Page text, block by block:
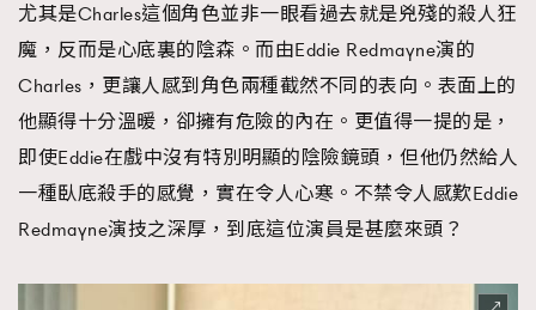
尤其是Charles這個角色並非一眼看過去就是兇殘的殺人狂
魔，反而是心底裏的陰森。而由Eddie Redmayne演的
Charles，更讓人感到角色兩種截然不同的表向。表面上的
他顯得十分溫暖，卻擁有危險的內在。更值得一提的是，
即使Eddie在戲中沒有特別明顯的陰險鏡頭，但他仍然給人
一種臥底殺手的感覺，實在令人心寒。不禁令人感歎Eddie
Redmayne演技之深厚，到底這位演員是甚麼來頭？